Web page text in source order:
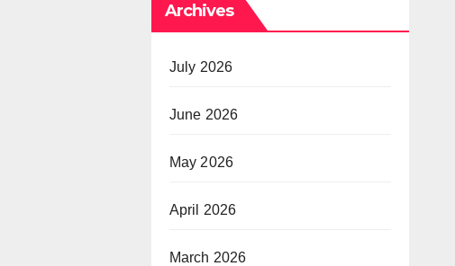
Archives
July 2026
June 2026
May 2026
April 2026
March 2026